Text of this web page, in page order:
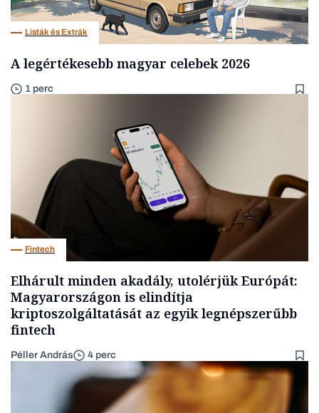
Listák és Extrák
A legértékesebb magyar celebek 2026
1 perc
Fintech
Elhárult minden akadály, utolérjük Európát:
Magyarországon is elindítja
kriptoszolgáltatását az egyik legnépszerűbb
fintech
Péller András 4 perc